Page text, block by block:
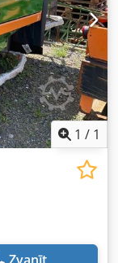
1 / 1